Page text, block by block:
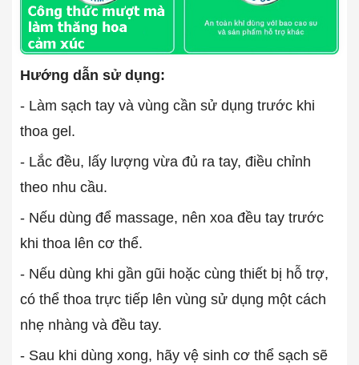
Hướng dẫn sử dụng:
- Làm sạch tay và vùng cần sử dụng trước khi
thoa gel.
- Lắc đều, lấy lượng vừa đủ ra tay, điều chỉnh
theo nhu cầu.
- Nếu dùng để massage, nên xoa đều tay trước
khi thoa lên cơ thể.
- Nếu dùng khi gần gũi hoặc cùng thiết bị hỗ trợ,
có thể thoa trực tiếp lên vùng sử dụng một cách
nhẹ nhàng và đều tay.
- Sau khi dùng xong, hãy vệ sinh cơ thể sạch sẽ